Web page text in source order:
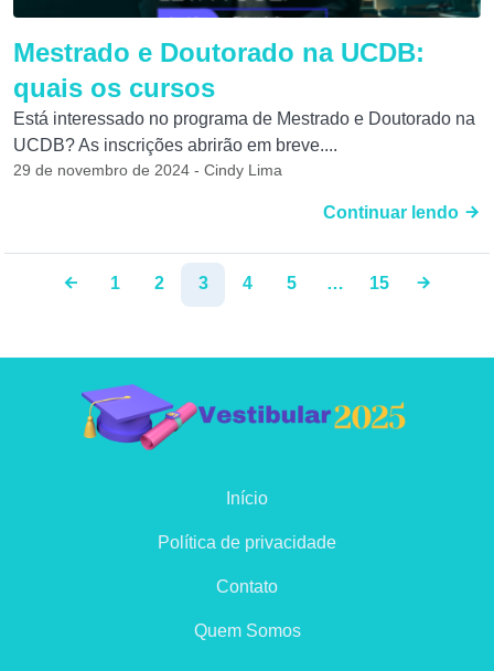
Mestrado e Doutorado na UCDB:
quais os cursos
Está interessado no programa de Mestrado e Doutorado na
UCDB? As inscrições abrirão em breve....
29 de novembro de 2024 - Cindy Lima
Continuar lendo
1 2 3 4 5 … 15
Início
Política de privacidade
Contato
Quem Somos